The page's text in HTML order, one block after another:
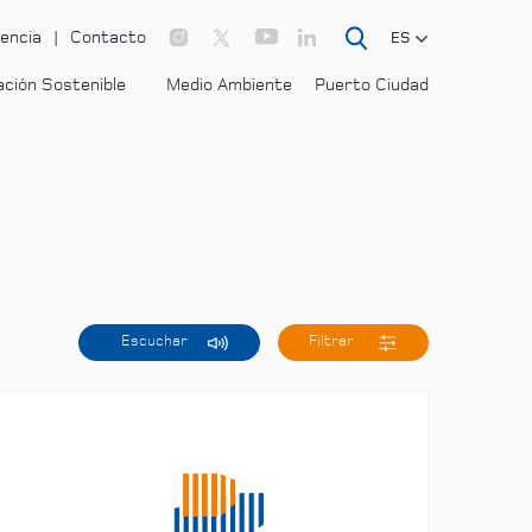
Contacto ES
Sostenible Medio Ambiente Puerto Ciudad
Escuchar Filtrar